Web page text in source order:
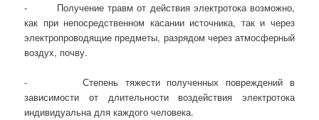
- Получение травм от действия электротока возможно,
как при непосредственном касании источника, так и через
электропроводящие предметы, разрядом через атмосферный
воздух, почву.
- Степень тяжести полученных повреждений в
зависимости от длительности воздействия электротока
индивидуальна для каждого человека.